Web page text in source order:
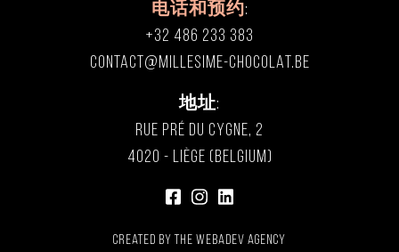
电话和预约:
+32 486 233 383
CONTACT@MILLESIME-CHOCOLAT.BE
地址:
RUE PRÉ DU CYGNE, 2
4020 - LIÈGE (BELGIUM)
Created by the Webadev agency